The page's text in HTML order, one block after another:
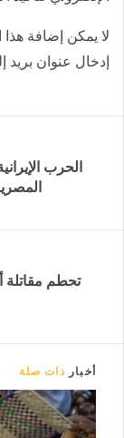
لا يمكن إضافة هذا
إدخال عنوان بريد
الحرب
أخبار ذات صلة